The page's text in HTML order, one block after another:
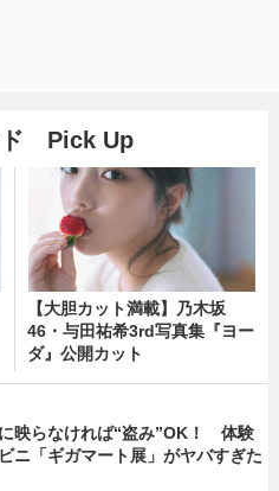
ド Pick Up
【大胆カット満載】乃木坂
46・与田祐希3rd写真集『ヨー
ダ』公開カット
映らなければ“盗み”OK！ 体験
ニ「ギガマート展」がヤバすぎた